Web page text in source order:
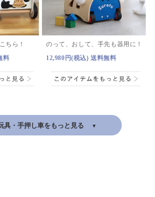
ちら！
料
のって、おして、手先も器用に！
12,980円(税込) 送料無料
具・手押し車をもっと見る